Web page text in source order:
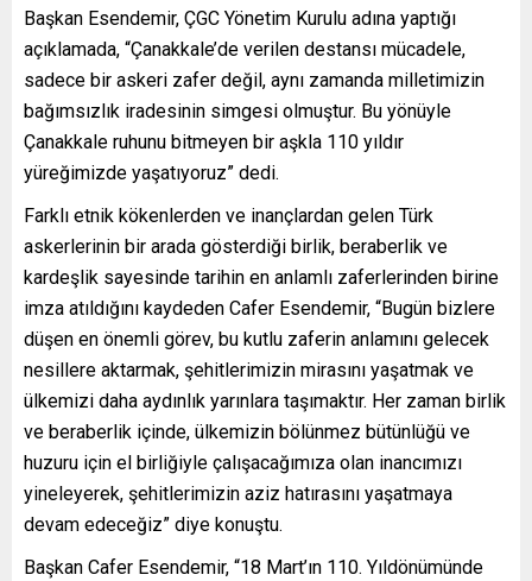
Başkan Esendemir, ÇGC Yönetim Kurulu adına yaptığı
açıklamada, “Çanakkale’de verilen destansı mücadele,
sadece bir askeri zafer değil, aynı zamanda milletimizin
bağımsızlık iradesinin simgesi olmuştur. Bu yönüyle
Çanakkale ruhunu bitmeyen bir aşkla 110 yıldır
yüreğimizde yaşatıyoruz” dedi.
Farklı etnik kökenlerden ve inançlardan gelen Türk
askerlerinin bir arada gösterdiği birlik, beraberlik ve
kardeşlik sayesinde tarihin en anlamlı zaferlerinden birine
imza atıldığını kaydeden Cafer Esendemir, “Bugün bizlere
düşen en önemli görev, bu kutlu zaferin anlamını gelecek
nesillere aktarmak, şehitlerimizin mirasını yaşatmak ve
ülkemizi daha aydınlık yarınlara taşımaktır. Her zaman birlik
ve beraberlik içinde, ülkemizin bölünmez bütünlüğü ve
huzuru için el birliğiyle çalışacağımıza olan inancımızı
yineleyerek, şehitlerimizin aziz hatırasını yaşatmaya
devam edeceğiz” diye konuştu.
Başkan Cafer Esendemir, “18 Mart’ın 110. Yıldönümünde